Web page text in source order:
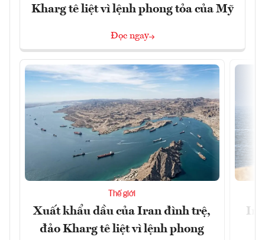
Kharg tê liệt vì lệnh phong tỏa của Mỹ
Đọc ngay
Thế giới
Xuất khẩu dầu của Iran đình trệ,
đảo Kharg tê liệt vì lệnh phong